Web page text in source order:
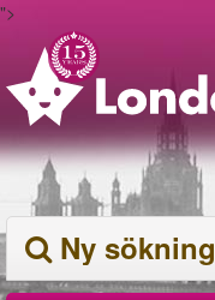
">
Ny sökning